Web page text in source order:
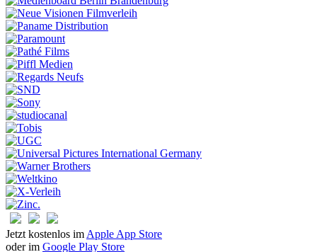
Jetzt kostenlos im Apple App Store
oder im Google Play Store